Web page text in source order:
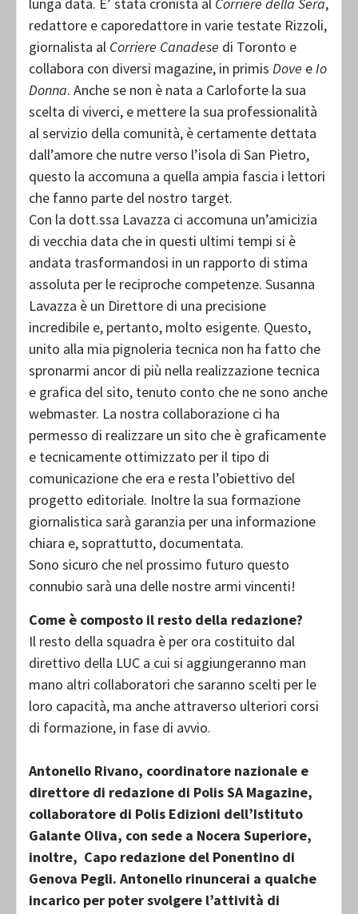
lunga data. E’ stata cronista al Corriere della Sera,
redattore e caporedattore in varie testate Rizzoli,
giornalista al Corriere Canadese di Toronto e
collabora con diversi magazine, in primis Dove eIo
Donna. Anche se non è nata a Carloforte la sua
scelta di viverci, e mettere la sua professionalità
al servizio della comunità, è certamente dettata
dall’amore che nutre verso l’isola di San Pietro,
questo la accomuna a quella ampia fascia i lettori
che fanno parte del nostro target.
Con la dott.ssa Lavazza ci accomuna un’amicizia
di vecchia data che in questi ultimi tempi si è
andata trasformandosi in un rapporto di stima
assoluta per le reciproche competenze. Susanna
Lavazza è un Direttore di una precisione
incredibile e, pertanto, molto esigente. Questo,
unito alla mia pignoleria tecnica non ha fatto che
spronarmi ancor di più nella realizzazione tecnica
e grafica del sito, tenuto conto che ne sono anche
webmaster. La nostra collaborazione ci ha
permesso di realizzare un sito che è graficamente
e tecnicamente ottimizzato per il tipo di
comunicazione che era e resta l’obiettivo del
progetto editoriale. Inoltre la sua formazione
giornalistica sarà garanzia per una informazione
chiara e, soprattutto, documentata.
Sono sicuro che nel prossimo futuro questo
connubio sarà una delle nostre armi vincenti!
Come è composto il resto della redazione?
Il resto della squadra è per ora costituito dal
direttivo della LUC a cui si aggiungeranno man
mano altri collaboratori che saranno scelti per le
loro capacità, ma anche attraverso ulteriori corsi
di formazione, in fase di avvio.
Antonello Rivano, coordinatore nazionale e
direttore di redazione di Polis SA Magazine,
collaboratore di Polis Edizioni dell’Istituto
Galante Oliva, con sede a Nocera Superiore,
inoltre, Capo redazione del Ponentino di
Genova Pegli. Antonello rinuncerai a qualche
incarico per poter svolgere l’attività di